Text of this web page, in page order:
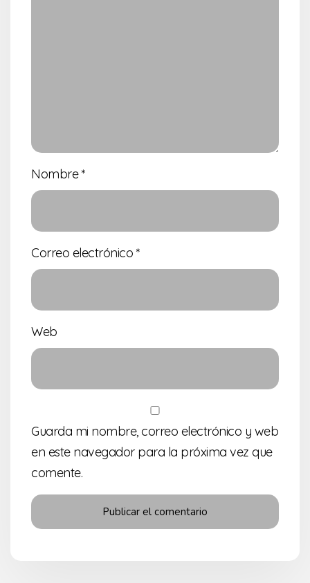
Nombre*
Correo electrónico *
Web
Guarda mi nombre, correo electrónico y web
en este navegador para la próxima vez que
comente.